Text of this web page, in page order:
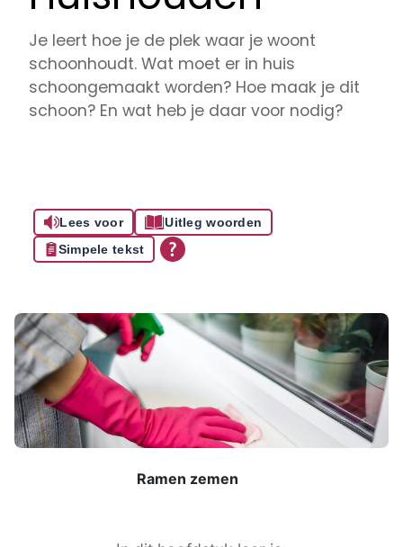
Je leert hoe je de plek waar je woont
schoonhoudt. Wat moet er in huis
schoongemaakt worden? Hoe maak je dit
schoon? En wat heb je daar voor nodig?
Lees voor
Uitleg woorden
Simpele tekst
Ramen zemen